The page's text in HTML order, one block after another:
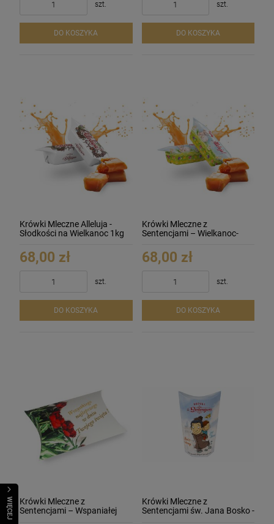
WIĘCEJ
szt.
DO KOSZYKA
szt.
DO KOSZYKA
Krówki Mleczne Alleluja -
Słodkości na Wielkanoc 1kg
68,00 zł
szt.
DO KOSZYKA
Krówki Mleczne z
Sentencjami – Wielkanoc-
68,00 zł
szt.
DO KOSZYKA
Krówki Mleczne z
Sentencjami – Wspaniałej
Krówki Mleczne z
Sentencjami św. Jana Bosko -